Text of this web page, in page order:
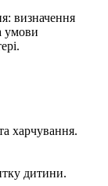
визначення
умови
харчування.
дитини.